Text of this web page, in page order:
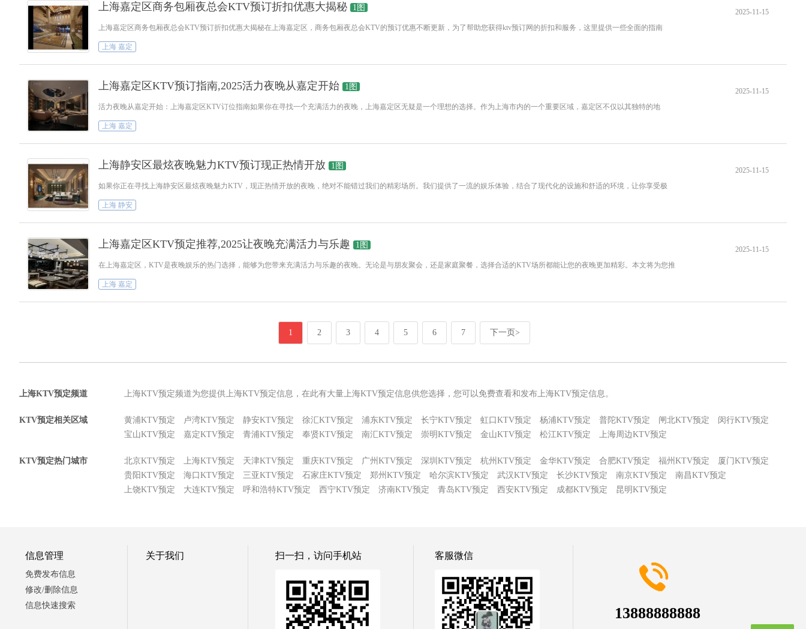
2025-11-15
上海嘉定区商务包厢夜总会KTV预订折扣优惠大揭秘 1图
上海嘉定区商务包厢夜总会KTV预订折扣优惠大揭秘在上海嘉定区，商务包厢夜总会KTV的预订优惠不断更新，为了帮助您获得ktv预订网的折扣和服务，这里提供一些全面的指南
上海 嘉定
2025-11-15
上海嘉定区KTV预订指南,2025活力夜晚从嘉定开始 1图
活力夜晚从嘉定开始：上海嘉定区KTV订位指南如果你在寻找一个充满活力的夜晚，上海嘉定区无疑是一个理想的选择。作为上海市内的一个重要区域，嘉定区不仅以其独特的地
上海 嘉定
2025-11-15
上海静安区最炫夜晚魅力KTV预订现正热情开放 1图
如果你正在寻找上海静安区最炫夜晚魅力KTV，现正热情开放的夜晚，绝对不能错过我们的精彩场所。我们提供了一流的娱乐体验，结合了现代化的设施和舒适的环境，让你享受极
上海 静安
2025-11-15
上海嘉定区KTV预定推荐,2025让夜晚充满活力与乐趣 1图
在上海嘉定区，KTV是夜晚娱乐的热门选择，能够为您带来充满活力与乐趣的夜晚。无论是与朋友聚会，还是家庭聚餐，选择合适的KTV场所都能让您的夜晚更加精彩。本文将为您推
上海 嘉定
1 2 3 4 5 6 7 下一页>
上海KTV预定频道 上海KTV预定频道为您提供上海KTV预定信息，在此有大量上海KTV预定信息供您选择，您可以免费查看和发布上海KTV预定信息。
KTV预定相关区域 黄浦KTV预定 卢湾KTV预定 静安KTV预定 徐汇KTV预定 浦东KTV预定 长宁KTV预定 虹口KTV预定 杨浦KTV预定 普陀KTV预定 闸北KTV预定
闵行KTV预定
宝山KTV预定
嘉定KTV预定 青浦KTV预定 奉贤KTV预定 南汇KTV预定 崇明KTV预定 金山KTV预定 松江KTV预定 上海周边KTV预定
KTV预定热门城市 北京KTV预定 上海KTV预定 天津KTV预定 重庆KTV预定 广州KTV预定 深圳KTV预定 杭州KTV预定 金华KTV预定 合肥KTV预定 福州KTV预定
厦门KTV预定
贵阳KTV预定
海口KTV预定 三亚KTV预定 石家庄KTV预定 郑州KTV预定 哈尔滨KTV预定 武汉KTV预定 长沙KTV预定 南京KTV预定
南昌KTV预定
上饶KTV预定
大连KTV预定 呼和浩特KTV预定 西宁KTV预定 济南KTV预定 青岛KTV预定 西安KTV预定 成都KTV预定 昆明KTV预定
信息管理
免费发布信息
修改/删除信息
信息快速搜索
关于我们 扫一扫，访问手机站 客服微信
13888888888